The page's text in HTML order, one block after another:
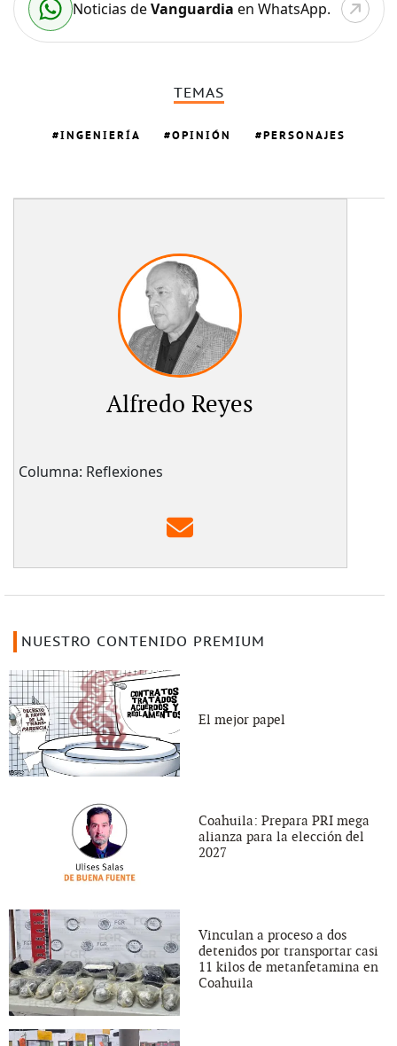
Noticias deVanguardia en WhatsApp.
TEMAS
INGENIERÍA OPINIÓN PERSONAJES
Alfredo Reyes
Columna: Reflexiones
NUESTRO CONTENIDO PREMIUM
El mejor papel
Coahuila: Prepara PRI mega
alianza para la elección del
2027
Vinculan a proceso a dos
detenidos por transportar casi
11 kilos de metanfetamina en
Coahuila